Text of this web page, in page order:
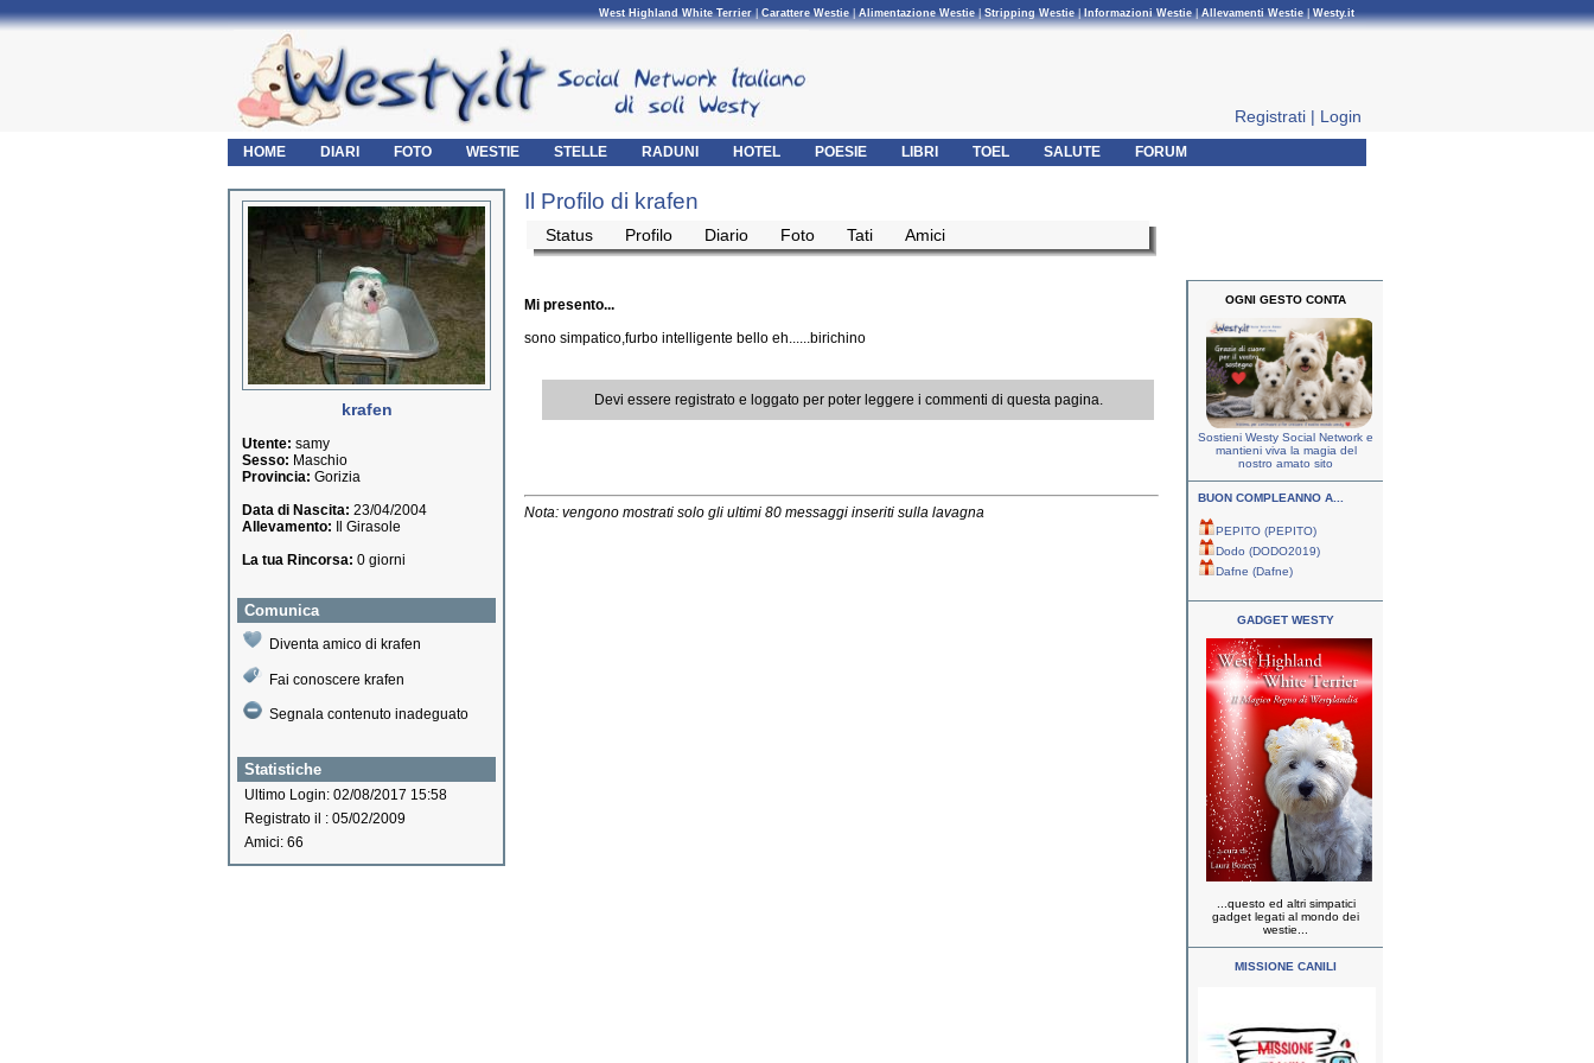
West Highland White Terrier|Carattere Westie|Alimentazione Westie|Stripping Westie| Informazioni Westie|Allevamenti Westie|Westy.it
Registrati | Login
HOME DIARI FOTO WESTIE STELLE RADUNI HOTEL POESIE LIBRI TOEL SALUTE FORUM
krafen
Utente: samy
Sesso: Maschio
Provincia: Gorizia
Data di Nascita: 23/04/2004
Allevamento: Il Girasole
La tua Rincorsa: 0 giorni
Comunica
Diventa amico di krafen
Fai conoscere krafen
Segnala contenuto inadeguato
Statistiche
Ultimo Login: 02/08/2017 15:58
Registrato il : 05/02/2009
Amici: 66
Il Profilo di krafen
Status Profilo Diario Foto Tati Amici
Mi presento...
sono simpatico,furbo intelligente bello eh......birichino
Devi essere registrato e loggato per poter leggere i commenti di questa pagina.
Nota: vengono mostrati solo gli ultimi 80 messaggi inseriti sulla lavagna
OGNI GESTO CONTA
Sostieni Westy Social Network e
mantieni viva la magia del
nostro amato sito
BUON COMPLEANNO A...
PEPITO (PEPITO)
Dodo (DODO2019)
Dafne (Dafne)
GADGET WESTY
...questo ed altri simpatici
gadget legati al mondo dei
westie...
MISSIONE CANILI